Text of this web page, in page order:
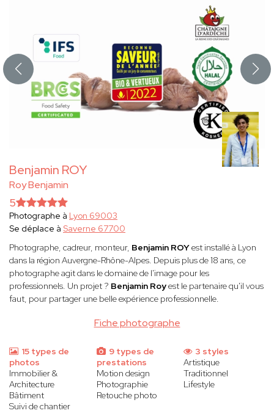
Benjamin ROY
Roy Benjamin
Fiche photographe
5
Photographe à Lyon 69003
Se déplace à Saverne 67700
Photographe, cadreur, monteur, Benjamin ROYest installé à Lyon
dans la région Auvergne-Rhône-Alpes. Depuis plus de 18 ans, ce
photographe agit dans le domaine de l'image pour les
professionnels. Un projet ? Benjamin Royest le partenaire qu'il vous
faut, pour partager une belle expérience professionnelle.
15 types de
photos
Immobilier &
Architecture
Bâtiment
Suivi de chantier
9 types de
prestations
Motion design
Photographie
Retouche photo
3 styles
Artistique
Traditionnel
Lifestyle